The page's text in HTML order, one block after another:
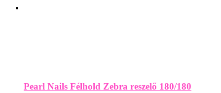
Pearl Nails Félhold Zebra reszelő 180/180